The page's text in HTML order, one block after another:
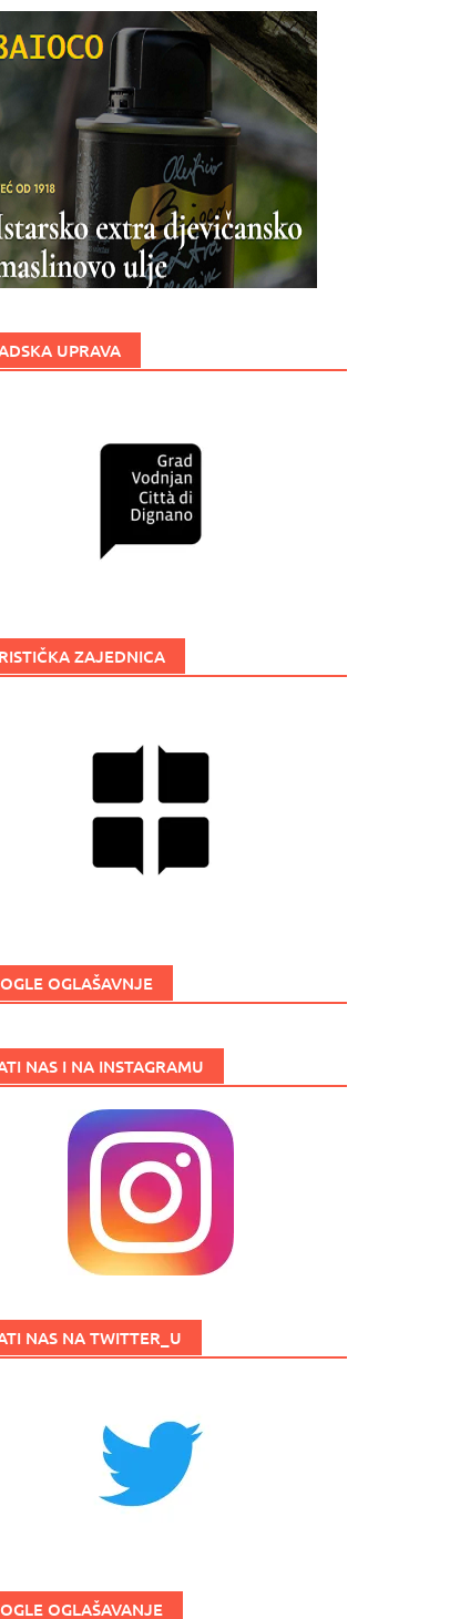
UPRAVA
ZAJEDNICA
OGLAŠAVNJE
NAS I NA INSTAGRAMU
NAS NA TWITTER_U
OGLAŠAVANJE